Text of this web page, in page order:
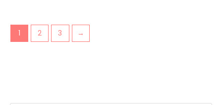
USD$20
hasta
USD$200
1 2 3 →